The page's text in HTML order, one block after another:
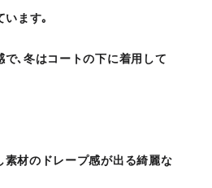
います｡
､冬はコートの下に着用して
材のドレープ感が出る綺麗な